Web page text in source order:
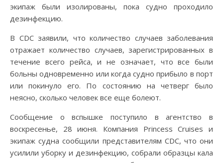
экипаж были изолированы, пока судно проходило
дезинфекцию.
В CDC заявили, что количество случаев заболевания
отражает количество случаев, зарегистрированных в
течение всего рейса, и не означает, что все были
больны одновременно или когда судно прибыло в порт
или покинуло его. По состоянию на четверг было
неясно, сколько человек все еще болеют.
Сообщение о вспышке поступило в агентство в
воскресенье, 28 июня. Компания Princess Cruises и
экипаж судна сообщили представителям CDC, что они
усилили уборку и дезинфекцию, собрали образцы кала